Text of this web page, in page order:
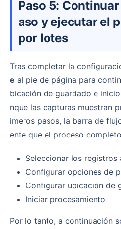
Paso 5: Continuar al siguiente p
aso y ejecutar el
por lotes
Tras completar la
e al pie de página para
bicación de guardado e
nque las capturas muestran
imeros pasos, la barra de
ente que el proceso
Seleccionar los registros
Configurar opciones de
Configurar ubicación de
Iniciar procesamiento
Por lo tanto, a continuación solo hay que seguir el flu